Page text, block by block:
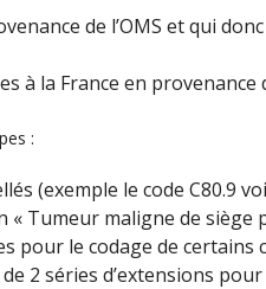
de l’OMS et qui
à la France en provenance
:
(exemple le code C80.9
« Tumeur maligne de siège
pour le codage de certains
2 séries d’extensions